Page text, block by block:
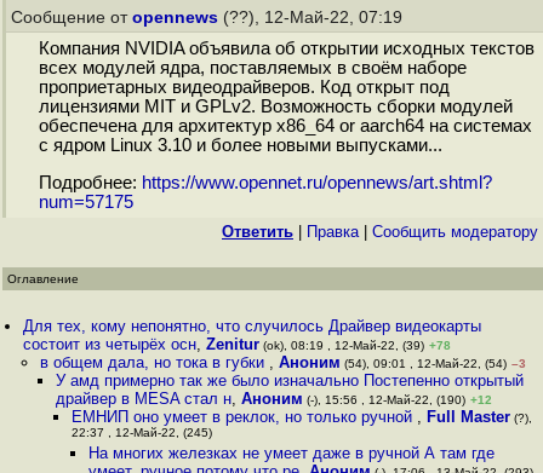
Сообщение от opennews (??), 12-Май-22, 07:19
Компания NVIDIA объявила об открытии исходных текстов
всех модулей ядра, поставляемых в своём наборе
проприетарных видеодрайверов. Код открыт под
лицензиями MIT и GPLv2. Возможность сборки модулей
обеспечена для архитектур x86_64 or aarch64 на системах
с ядром Linux 3.10 и более новыми выпусками...
Подробнее: https://www.opennet.ru/opennews/art.shtml?
num=57175
Ответить Правка| Cообщить модератору
Оглавление
Для тех, кому непонятно, что случилось Драйвер видеокарты
состоит из четырёх осн,Zenitur (ok), 08:19 , 12-Май-22, (39) +78
в общем дала, но тока в губки , Аноним (54), 09:01 , 12-Май-22, (54) –3
У амд примерно так же было изначально Постепенно открытый
драйвер в MESA стал н, Аноним (-), 15:56 , 12-Май-22, (190) +12
ЕМНИП оно умеет в реклок, но только ручной , Full Master (?),
22:37 , 12-Май-22, (245)
На многих железках не умеет даже в ручной А там где